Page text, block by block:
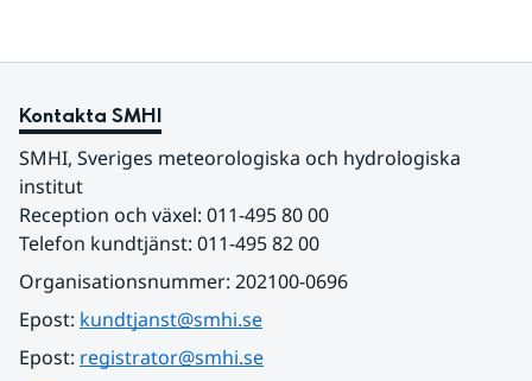
Kontakta SMHI
SMHI, Sveriges meteorologiska och hydrologiska
institut
Reception och växel: 011-495 80 00
Telefon kundtjänst: 011-495 82 00
Organisationsnummer: 202100-0696
Epost: kundtjanst@smhi.se
Epost: registrator@smhi.se